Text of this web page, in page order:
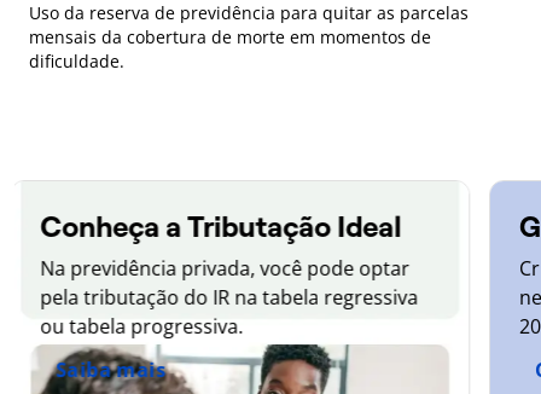
Uso da reserva de previdência para quitar as parcelas
mensais da cobertura de morte em momentos de
dificuldade.
Conheça a Tributação Ideal
Na previdência privada, você pode optar
pela tributação do IR na tabela regressiva
ou tabela progressiva.
Saiba mais